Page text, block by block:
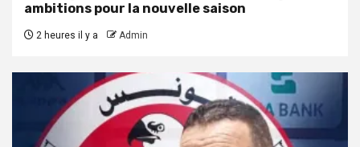
ambitions pour la nouvelle saison
2 heures il y a Admin